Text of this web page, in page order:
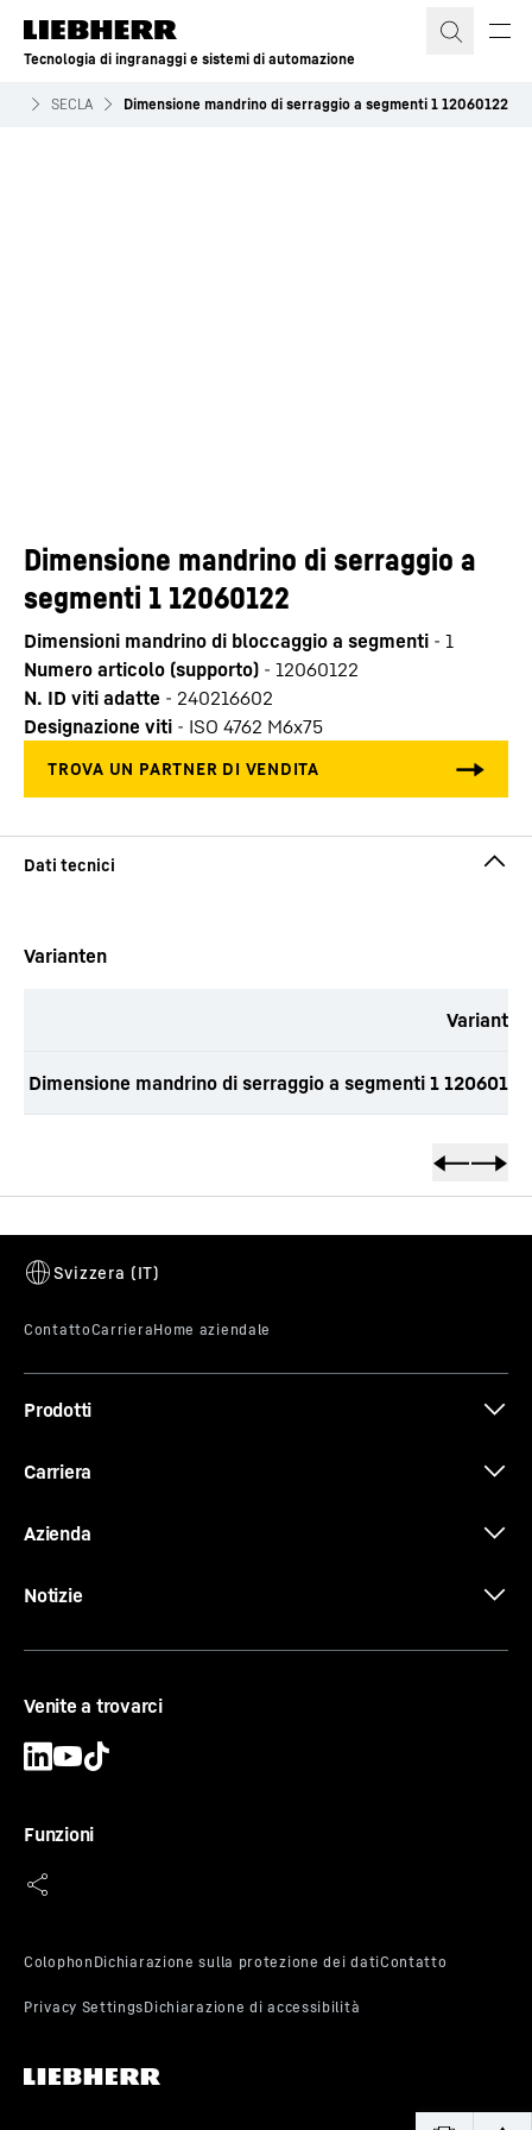
Tecnologia di ingranaggi e sistemi di automazione
SECLA Dimensione mandrino di serraggio a segmenti 1 12060122
Dimensione mandrino di serraggio a
segmenti 1 12060122
Dimensioni mandrino di bloccaggio a segmenti - 1
Numero articolo (supporto) - 12060122
N. ID viti adatte - 240216602
Designazione viti - ISO 4762 M6x75
Varianten
Varianten
Dimensione mandrino di serraggio a segmenti 1 12060122
Prodotti
Carriera
Azienda
Notizie
Venite a trovarci
Funzioni